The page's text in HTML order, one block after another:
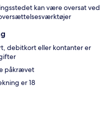
kan være oversat ved
debitkort eller kontanter er
påkrævet
er 18